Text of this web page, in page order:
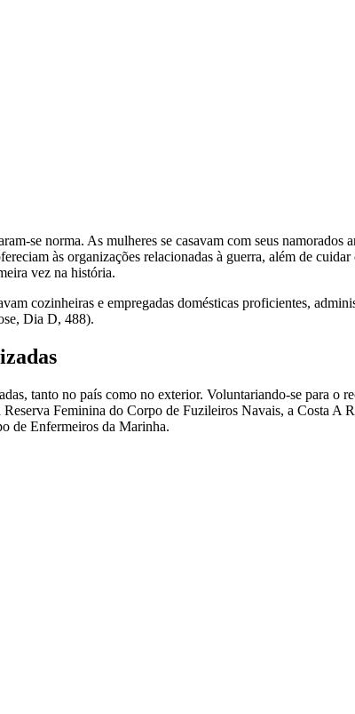
se norma. As mulheres se casavam com seus
às organizações relacionadas à guerra, além de
vez na história.
cozinheiras e empregadas domésticas proficientes,
Dia D, 488).
tanto no país como no exterior. Voluntariando-se para
Feminina do Corpo de Fuzileiros Navais, a Costa A
de Enfermeiros da Marinha.